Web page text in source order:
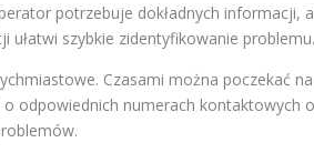
potrzebuje dokładnych informacji,
ułatwi szybkie zidentyfikowanie problemu.
Czasami można poczekać
odpowiednich numerach kontaktowych